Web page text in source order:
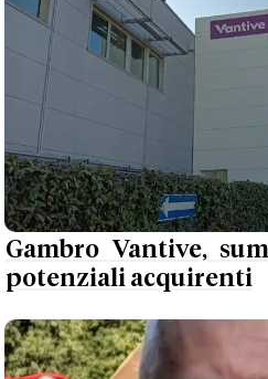
Gambro Vantive,
potenziali acquirenti